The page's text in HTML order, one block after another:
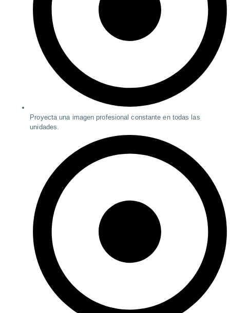
Proyecta una imagen profesional constante en todas las
unidades.